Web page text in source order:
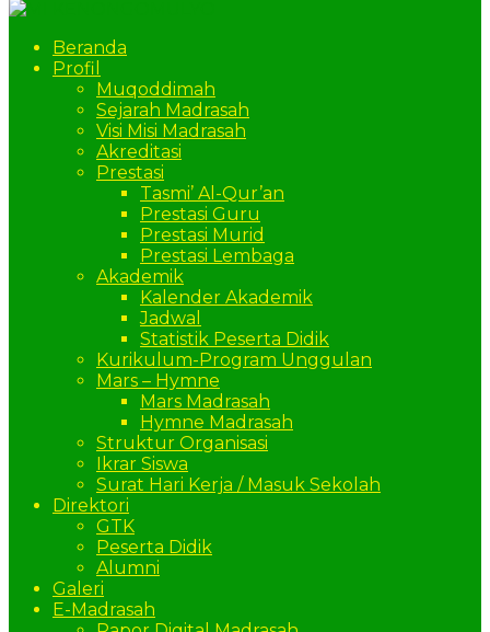
Beranda
Profil
Muqoddimah
Sejarah Madrasah
Visi Misi Madrasah
Akreditasi
Prestasi
Tasmi’ Al-Qur’an
Prestasi Guru
Prestasi Murid
Prestasi Lembaga
Akademik
Kalender Akademik
Jadwal
Statistik Peserta Didik
Kurikulum-Program Unggulan
Mars – Hymne
Mars Madrasah
Hymne Madrasah
Struktur Organisasi
Ikrar Siswa
Surat Hari Kerja / Masuk Sekolah
Direktori
GTK
Peserta Didik
Alumni
Galeri
E-Madrasah